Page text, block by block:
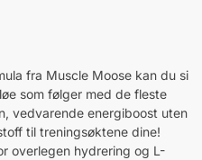
fra Muscle Moose kan du si
som følger med de fleste
vedvarende energiboost uten
til treningsøktene dine!
overlegen hydrering og L-